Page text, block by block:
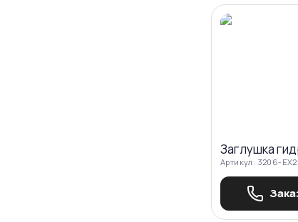
Заглушка
Артикул: 3206-